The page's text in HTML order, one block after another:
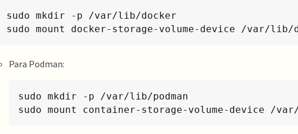
sudo mkdir -p /var/lib/docker
sudo mount docker-storage-volume-device /var/lib/
Para Podman:
sudo mkdir -p /var/lib/podman
sudo mount container-storage-volume-device /